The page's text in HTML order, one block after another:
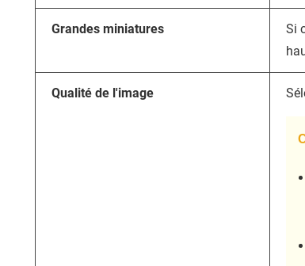
Grandes miniatures
Si
Qualité de l'image